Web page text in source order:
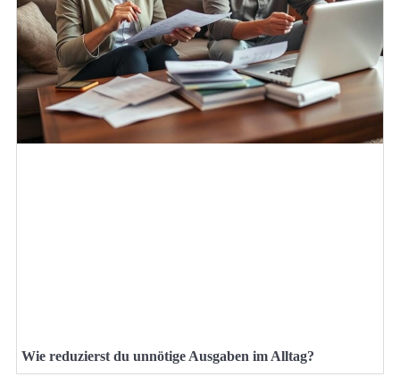
Wie reduzierst du unnötige Ausgaben im Alltag?